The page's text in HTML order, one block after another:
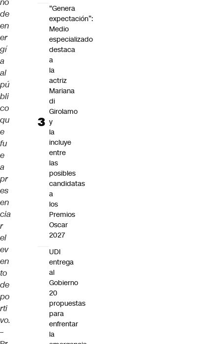
de
en
er
gí
a
al
pú
bli
co
qu
e
fu
e
a
pr
es
en
cia
r
el
ev
en
to
de
po
rti
vo.
–
“Genera
expectación”:
Medio
especializado
destaca
a
la
actriz
Mariana
di
Girolamo
y
la
incluye
entre
las
posibles
candidatas
a
los
Premios
Oscar
2027
UDI
entrega
al
Gobierno
20
propuestas
para
enfrentar
la